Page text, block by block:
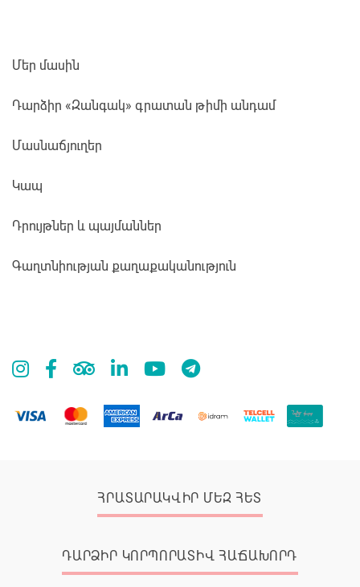
Մեր մասին
Դարձիր «Զանգակ» գրատան թիմի անդամ
Մասնաճյուղեր
Կապ
Դրույթներ և պայմաններ
Գաղտնիության քաղաքականություն
ՀՐԱՏԱՐԱԿՎԻՐ ՄԵԶ ՀԵՏ
ԴԱՐՁԻՐ ԿՈՐՊՈՐԱՏԻՎ ՀԱՃԱԽՈՐԴ